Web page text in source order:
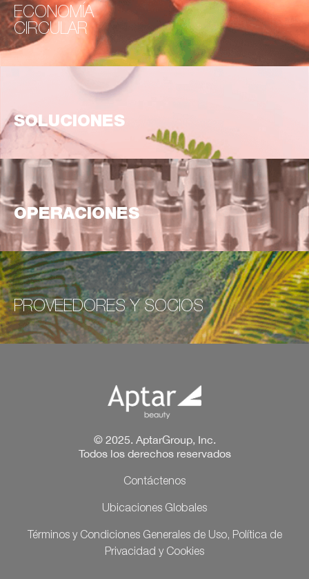
ECONOMÍA
CIRCULAR
SOLUCIONES
OPERACIONES
PROVEEDORES Y SOCIOS
© 2025. AptarGroup, Inc.
Todos los derechos reservados
Contáctenos
Ubicaciones Globales
Términos y Condiciones Generales de Uso, Política de
Privacidad y Cookies